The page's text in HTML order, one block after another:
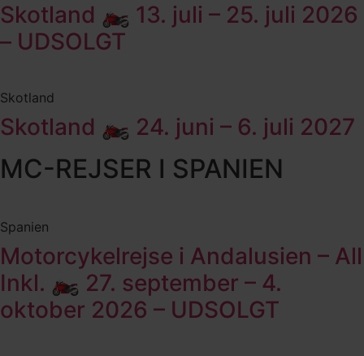
Skotland 🏍️ 13. juli – 25. juli 2026
– UDSOLGT
Skotland
Skotland 🏍️ 24. juni – 6. juli 2027
MC-REJSER I SPANIEN
Spanien
Motorcykelrejse i Andalusien – All
Inkl. 🏍️ 27. september – 4.
oktober 2026 – UDSOLGT